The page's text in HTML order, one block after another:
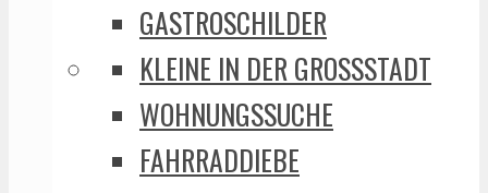
GASTROSCHILDER
KLEINE IN DER GROSSSTADT
WOHNUNGSSUCHE
FAHRRADDIEBE